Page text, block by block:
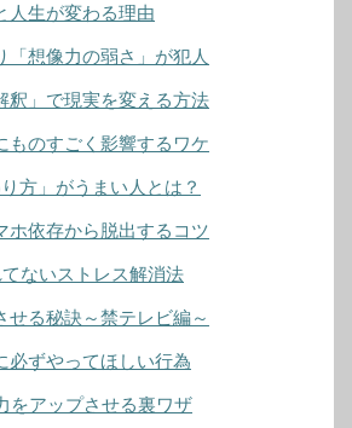
人生が変わる理由
「想像力の弱さ」が犯人
釈」で現実を変える方法
ものすごく影響するワケ
方」がうまい人とは？
ホ依存から脱出するコツ
ないストレス解消法
せる秘訣～禁テレビ編～
必ずやってほしい行為
をアップさせる裏ワザ